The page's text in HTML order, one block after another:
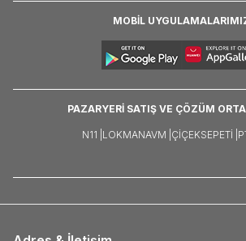
MOBİL
PAZARYERİ SATIŞ VE ÇÖZÜM
N11 | LOKMANAVM | ÇIÇEKSEPETI |